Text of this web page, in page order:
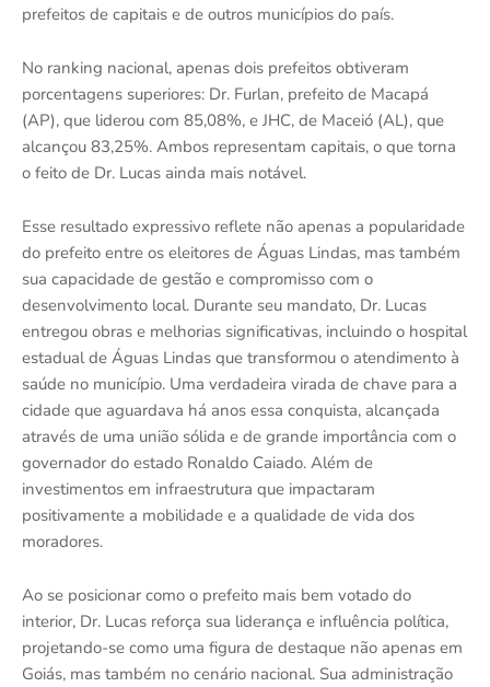
prefeitos de capitais e de outros municípios do país.
No ranking nacional, apenas dois prefeitos obtiveram
porcentagens superiores: Dr. Furlan, prefeito de Macapá
(AP), que liderou com 85,08%, e JHC, de Maceió (AL), que
alcançou 83,25%. Ambos representam capitais, o que torna
o feito de Dr. Lucas ainda mais notável.
Esse resultado expressivo reflete não apenas a popularidade
do prefeito entre os eleitores de Águas Lindas, mas também
sua capacidade de gestão e compromisso com o
desenvolvimento local. Durante seu mandato, Dr. Lucas
entregou obras e melhorias significativas, incluindo o hospital
estadual de Águas Lindas que transformou o atendimento à
saúde no município. Uma verdadeira virada de chave para a
cidade que aguardava há anos essa conquista, alcançada
através de uma união sólida e de grande importância com o
governador do estado Ronaldo Caiado. Além de
investimentos em infraestrutura que impactaram
positivamente a mobilidade e a qualidade de vida dos
moradores.
Ao se posicionar como o prefeito mais bem votado do
interior, Dr. Lucas reforça sua liderança e influência política,
projetando-se como uma figura de destaque não apenas em
Goiás, mas também no cenário nacional. Sua administração